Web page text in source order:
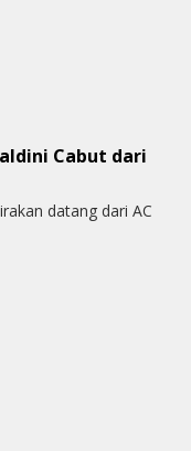
Cabut dari
datang dari AC